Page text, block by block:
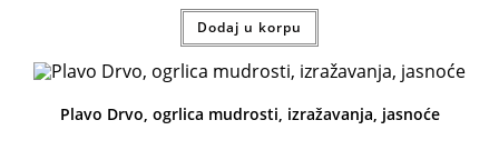
Dodaj u korpu
Plavo Drvo, ogrlica mudrosti, izražavanja, jasnoće